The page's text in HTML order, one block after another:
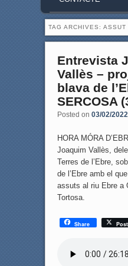
TAG ARCHIVES: ASSUT
Entrevista
Vallès –
blava de
SERCOSA
Posted on 03/02/2022
HORA MÓRA
Joaquim Vallès,
Terres de l’Ebre,
de l’Ebre amb el
assuts al riu Ebre a
Tortosa.
Share Post